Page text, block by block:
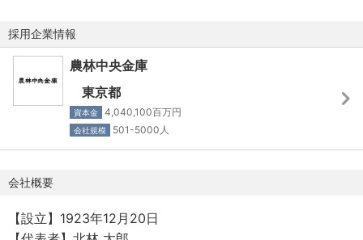
す
【休日休暇】
年間休⽇：120日 年間有給休暇： 0日～20日
休⽇休暇形態:完全週休2⽇制（⼟⽇祝⽇）
■⼟⽇・祝⽇
■年次有給休暇20⽇（初年度は⼊庫時期により異なりま
■年末年始・⻑期連続休暇
■慶弔休暇等
採用企業情報
農林中央金庫
東京都
資本金 4,040,100百万円
会社規模 501-5000人
会社概要
【設立】1923年12月20日